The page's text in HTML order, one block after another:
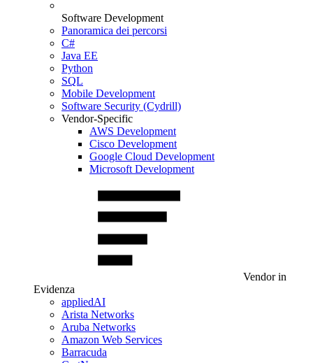
Software Development
Panoramica dei percorsi
C#
Java EE
Python
SQL
Mobile Development
Software Security (Cydrill)
Vendor-Specific
AWS Development
Cisco Development
Google Cloud Development
Microsoft Development
Vendor in
Evidenza
appliedAI
Arista Networks
Aruba Networks
Amazon Web Services
Barracuda